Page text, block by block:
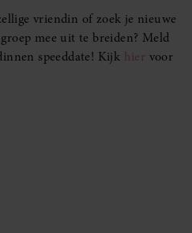
vriendin of zoek je nieuwe
mee uit te breiden? Meld
speeddate! Kijk hier voor